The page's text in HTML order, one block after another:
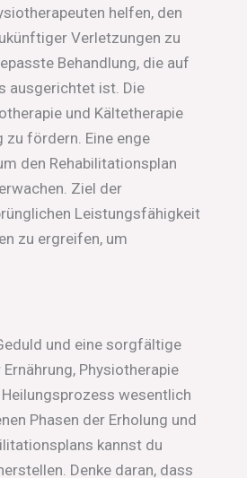
helfen, den
Verletzungen zu
Behandlung, die auf
ausgerichtet ist. Die
und Kältetherapie
zu fördern. Eine enge
den Rehabilitationsplan
Ziel der
Leistungsfähigkeit
zu ergreifen, um
und eine sorgfältige
Physiotherapie
wesentlich
Phasen der Erholung und
kannst du
Denke daran, dass